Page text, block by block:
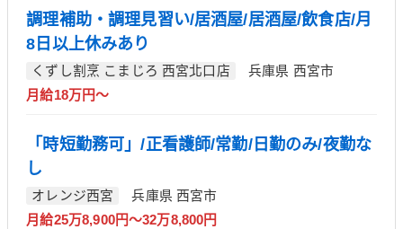
調理補助・調理見習い/居酒屋/居酒屋/飲食店/月
8日以上休みあり
くずし割烹 こまじろ 西宮北口店
兵庫県 西宮市
月給18万円～
「時短勤務可」/正看護師/常勤/日勤のみ/夜勤な
し
オレンジ西宮
兵庫県 西宮市
月給25万8,900円～32万8,800円